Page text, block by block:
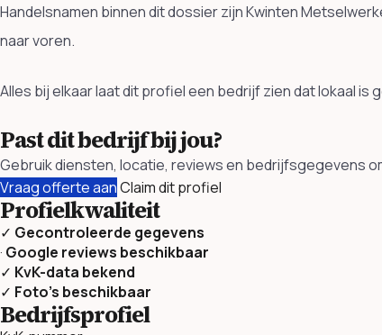
Handelsnamen binnen dit dossier zijn Kwinten
naar voren.
Alles bij elkaar laat dit profiel een bedrijf zien dat lokaal
Past dit bedrijf bij jou?
Gebruik diensten, locatie, reviews en bedrijfsgegevens
Vraag offerte aanClaim dit profiel
Profielkwaliteit
✓ Gecontroleerde gegevens
· Google reviews beschikbaar
✓ KvK-data bekend
✓ Foto’s beschikbaar
Bedrijfsprofiel